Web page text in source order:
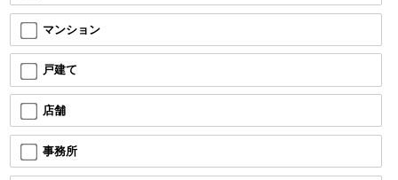
マンション
戸建て
店舗
事務所